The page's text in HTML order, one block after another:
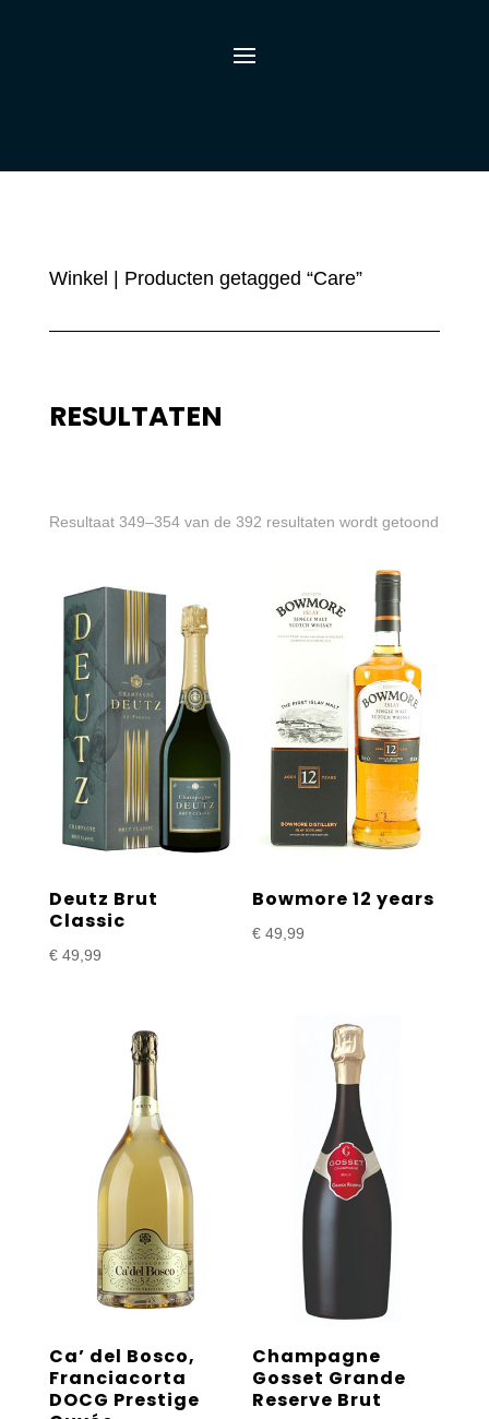
Winkel | Producten getagged “Care”
RESULTATEN
Resultaat 349–354 van de 392 resultaten wordt getoond
Deutz Brut
Classic
€49,99
Bowmore 12 years
€ 49,99
Ca’ del Bosco,
Franciacorta
DOCG Prestige
Champagne
Gosset Grande
Reserve Brut